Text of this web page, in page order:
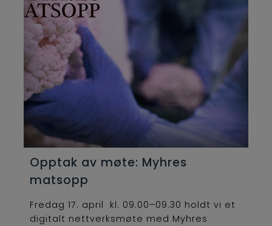
Opptak av møte: Myhres
matsopp
Fredag 17. april kl. 09.00–09.30 holdt vi et
digitalt nettverksmøte med Myhres